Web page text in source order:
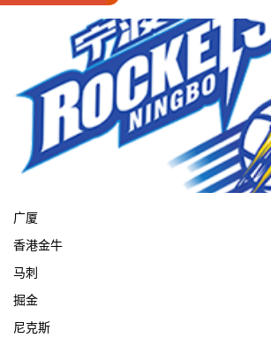
广厦
香港金牛
马刺
掘金
尼克斯